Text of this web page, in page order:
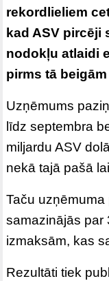
rekordlieliem
kad ASV
nodokļu atlaidi
pirms tā
Uzņēmums
līdz septembra
miljardu ASV
nekā tajā pašā
Taču
samazinājās par
izmaksām, kas
Rezultāti tiek